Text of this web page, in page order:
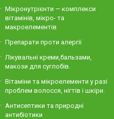
Мікронутрієнти — комплекси
вітамінів, мікро- та
макроелементів
Препарати проти алергії
Лікувальні креми,бальзами,
макози для суглобів.
Вітаміни та мікроелементи у разі
проблем волосся, нігтів і шкіри.
Антисептики та природні
антибіотики